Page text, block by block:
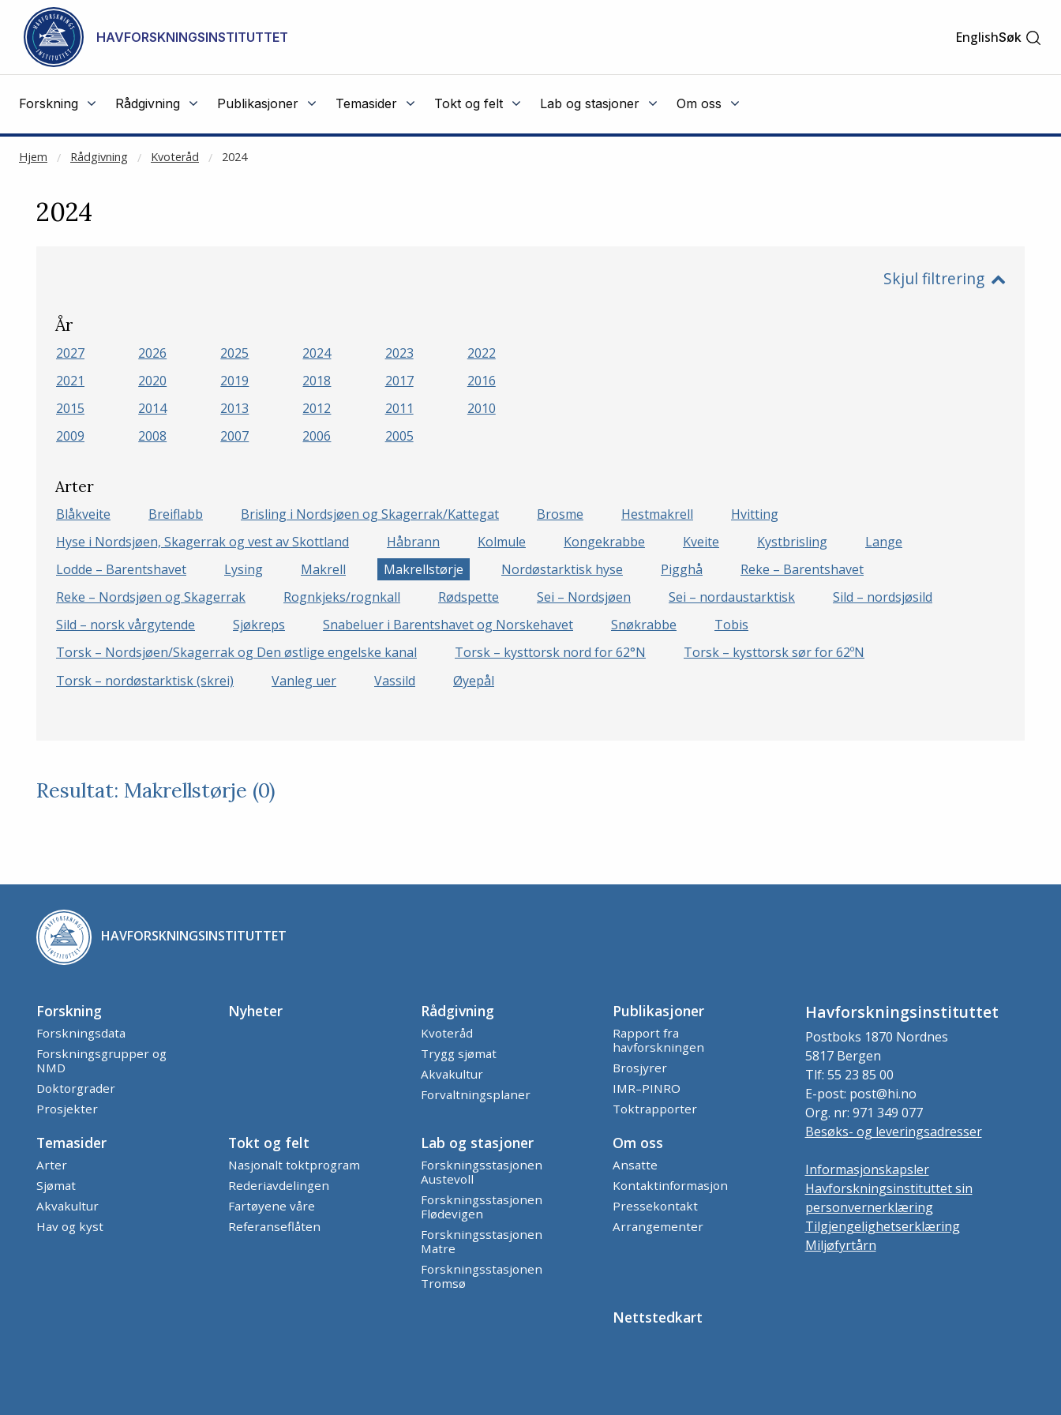
Gå til hovedinnhold
HAVFORSKNINGSINSTITUTTET EnglishSøk
Forskning Rådgivning Publikasjoner Temasider Tokt og felt Lab og stasjoner Om oss
Hjem Rådgivning Kvoteråd 2024
NOT CACHED
2024
Skjul filtrering
År
2027 2026 2025 2024 2023
2022
2021
2020 2019 2018 2017
2016
2015
2014 2013 2012 2011
2010
2009
2008 2007 2006 2005
Arter
Blåkveite Breiflabb Brisling i Nordsjøen og Skagerrak/Kattegat Brosme Hestmakrell
Hvitting
Hyse i Nordsjøen, Skagerrak og vest av Skottland
Håbrann Kolmule Kongekrabbe Kveite Kystbrisling
Lange
Lodde – Barentshavet
Lysing Makrell Makrellstørje Nordøstarktisk hyse Pigghå
Reke – Barentshavet
Reke – Nordsjøen og Skagerrak
Rognkjeks/rognkall Rødspette Sei – Nordsjøen Sei – nordaustarktisk
Sild – nordsjøsild
Sild – norsk vårgytende
Sjøkreps Snabeluer i Barentshavet og Norskehavet Snøkrabbe
Tobis
Torsk – Nordsjøen/Skagerrak og Den østlige engelske kanal
Torsk – kysttorsk nord for 62°N
Torsk – kysttorsk sør for 62ºN
Torsk – nordøstarktisk (skrei)
Vanleg uer Vassild Øyepål
Resultat: Makrellstørje (0)
HAVFORSKNINGSINSTITUTTET
Forskning
Forskningsdata
Forskningsgrupper og
NMD
Doktorgrader
Prosjekter
Nyheter Rådgivning
Kvoteråd
Trygg sjømat
Akvakultur
Forvaltningsplaner
Publikasjoner
Rapport fra
havforskningen
Brosjyrer
IMR–PINRO
Toktrapporter
Temasider
Arter
Sjømat
Akvakultur
Hav og kyst
Tokt og felt
Nasjonalt toktprogram
Rederiavdelingen
Fartøyene våre
Referanseflåten
Lab og stasjoner
Forskningsstasjonen
Austevoll
Forskningsstasjonen
Flødevigen
Forskningsstasjonen
Matre
Forskningsstasjonen
Tromsø
Om oss
Ansatte
Kontaktinformasjon
Pressekontakt
Arrangementer
Nettstedkart
Havforskningsinstituttet
Postboks 1870 Nordnes
5817 Bergen
Tlf: 55 23 85 00
E-post: post@hi.no
Org. nr: 971 349 077
Besøks- og leveringsadresser
Informasjonskapsler
Havforskningsinstituttet sin
personvernerklæring
Tilgjengelighetserklæring
Miljøfyrtårn